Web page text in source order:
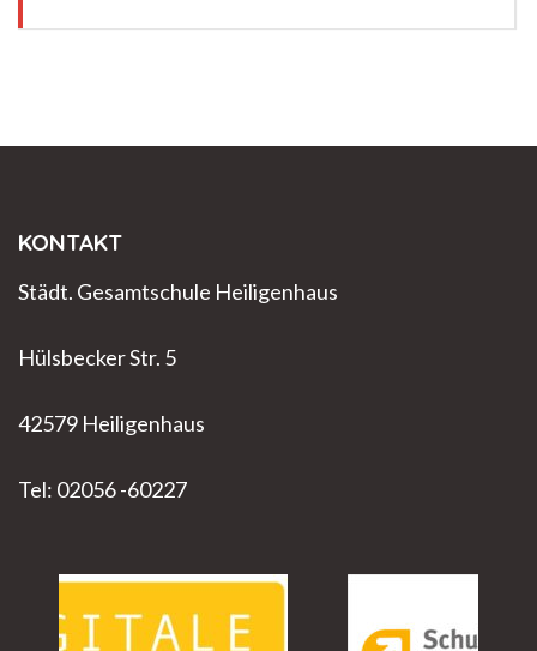
KONTAKT
Städt. Gesamtschule Heiligenhaus
Hülsbecker Str. 5
42579 Heiligenhaus
Tel: 02056 -60227